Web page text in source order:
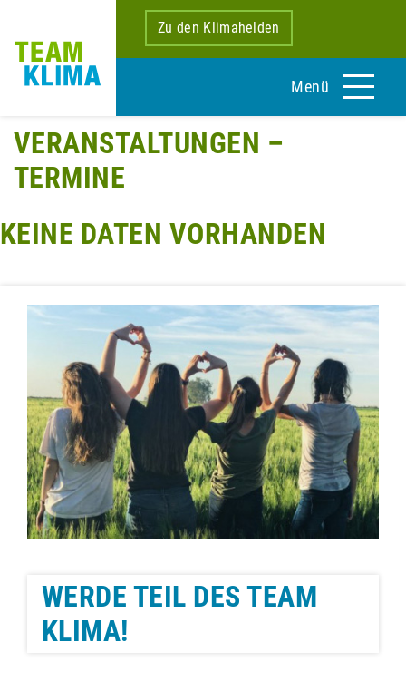
Zu den Klimahelden
Menü
VERANSTALTUNGEN –
TERMINE
KEINE DATEN VORHANDEN
WERDE TEIL DES TEAM
KLIMA!